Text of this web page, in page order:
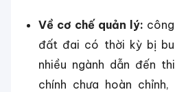
Về cơ chế quản lý:
đất đai có thời kỳ bị
nhiều ngành dẫn đến
chính chưa hoàn